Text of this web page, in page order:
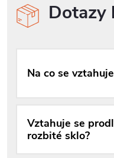
Dotazy
Na co se
Vztahuje se
rozbité sklo?